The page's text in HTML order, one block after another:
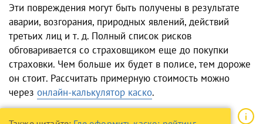
Эти повреждения могут быть получены в результате
аварии, возгорания, природных явлений, действий
третьих лиц и т. д. Полный список рисков
обговаривается со страховщиком еще до покупки
страховки. Чем больше их будет в полисе, тем дороже
он стоит. Рассчитать примерную стоимость можно
через онлайн-калькулятор каско.